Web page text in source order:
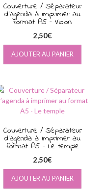
Couverture / Séparateur
d’agenda à imprimer au
format A5 – Violon
2,50€
AJOUTER AU PANIER
Couverture / Séparateur
d’agenda à imprimer au
format A5 – Le temple
2,50€
AJOUTER AU PANIER